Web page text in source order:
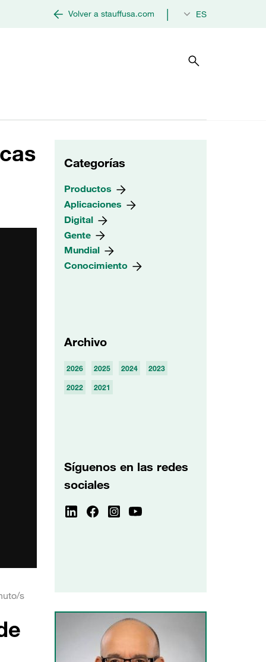
Volver a stauffusa.com ES
s
Categorías
Productos
Aplicaciones
Digital
Gente
Mundial
Conocimiento
Archivo
2026 2025 2024
2023
2022
2021
Síguenos en las redes
sociales